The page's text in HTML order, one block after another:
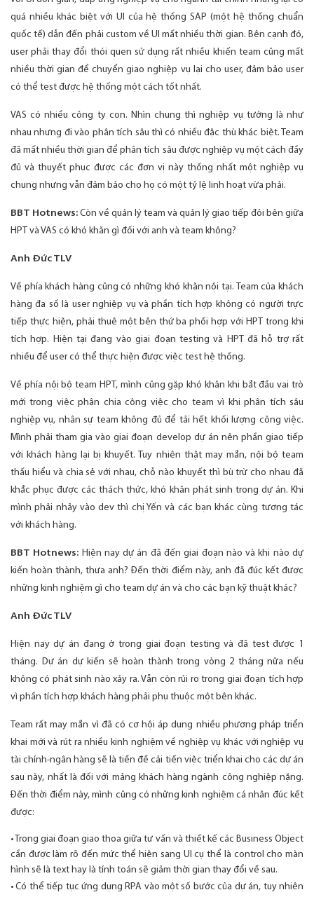
quá nhiều khác biệt với UI của hệ thống SAP (một hệ thống chuẩn
quốc tế) dẫn đến phải custom về UI mất nhiều thời gian. Bên cạnh đó,
user phải thay đổi thói quen sử dụng rất nhiều khiến team cũng mất
nhiều thời gian để chuyển giao nghiệp vụ lại cho user, đảm bảo user
có thể test được hệ thống một cách tốt nhất.
VAS có nhiều công ty con. Nhìn chung thì nghiệp vụ tưởng là như
nhau nhưng đi vào phân tích sâu thì có nhiều đặc thù khác biệt. Team
đã mất nhiều thời gian để phân tích sâu được nghiệp vụ một cách đầy
đủ và thuyết phục được các đơn vị này thống nhất một nghiệp vụ
chung nhưng vẫn đảm bảo cho họ có một tỷ lệ linh hoạt vừa phải.
BBT Hotnews: Còn về quản lý team và quản lý giao tiếp đôi bên giữa
HPT và VAS có khó khăn gì đối với anh và team không?
Anh Đức TLV
Về phía khách hàng cũng có những khó khăn nội tại. Team của khách
hàng đa số là user nghiệp vụ và phần tích hợp không có người trực
tiếp thực hiện, phải thuê một bên thứ ba phối hợp với HPT trong khi
tích hợp. Hiện tại đang vào giai đoạn testing và HPT đã hỗ trợ rất
nhiều để user có thể thực hiện được việc test hệ thống.
Về phía nội bộ team HPT, mình cũng gặp khó khăn khi bắt đầu vai trò
mới trong việc phân chia công việc cho team vì khi phân tích sâu
nghiệp vụ, nhân sự team không đủ để tải hết khối lượng công việc.
Mình phải tham gia vào giai đoạn develop dự án nên phần giao tiếp
với khách hàng lại bị khuyết. Tuy nhiên thật may mắn, nội bộ team
thấu hiểu và chia sẻ với nhau, chỗ nào khuyết thì bù trừ cho nhau đã
khắc phục được các thách thức, khó khăn phát sinh trong dự án. Khi
mình phải nhảy vào dev thì chị Yến và các bạn khác cùng tương tác
với khách hàng.
BBT Hotnews: Hiện nay dự án đã đến giai đoạn nào và khi nào dự
kiến hoàn thành, thưa anh? Đến thời điểm này, anh đã đúc kết được
những kinh nghiệm gì cho team dự án và cho các bạn kỹ thuật khác?
Anh Đức TLV
Hiện nay dự án đang ở trong giai đoạn testing và đã test được 1
tháng. Dự án dự kiến sẽ hoàn thành trong vòng 2 tháng nữa nếu
không có phát sinh nào xảy ra. Vẫn còn rủi ro trong giai đoạn tích hợp
vì phần tích hợp khách hàng phải phụ thuộc một bên khác.
Team rất may mắn vì đã có cơ hội áp dụng nhiều phương pháp triển
khai mới và rút ra nhiều kinh nghiệm về nghiệp vụ khác với nghiệp vụ
tài chính-ngân hàng sẽ là tiền đề cải tiến việc triển khai cho các dự án
sau này, nhất là đối với mảng khách hàng ngành công nghiệp nặng.
Đến thời điểm này, mình cũng có những kinh nghiệm cá nhân đúc kết
được:
• Trong giai đoạn giao thoa giữa tư vấn và thiết kế các Business Object
cần được làm rõ đến mức thể hiện sang UI cụ thể là control cho màn
hình sẽ là text hay là tính toán sẽ giảm thời gian thay đổi về sau.
• Có thể tiếp tục ứng dụng RPA vào một số bước của dự án, tuy nhiên